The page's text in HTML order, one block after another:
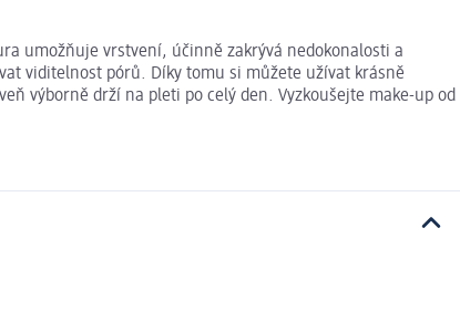
umožňuje vrstvení, účinně zakrývá nedokonalosti a
viditelnost pórů. Díky tomu si můžete užívat krásně
výborně drží na pleti po celý den. Vyzkoušejte make-up od